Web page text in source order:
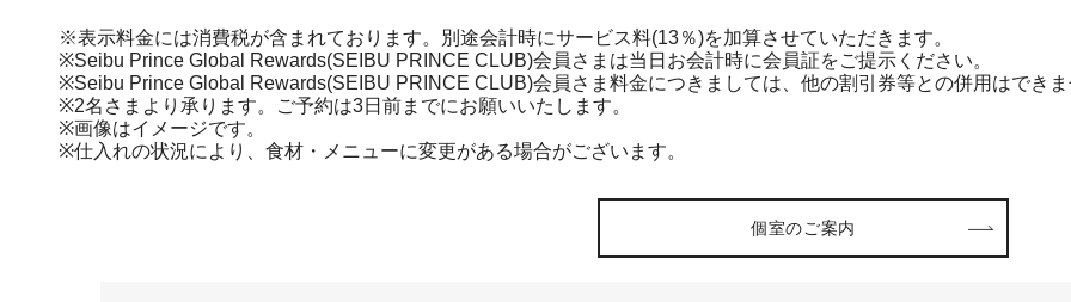
※表示料金には消費税が含まれております。別途会計時にサービス料(13％)を加算させていただきます。
※Seibu Prince Global Rewards(SEIBU PRINCE CLUB)会員さまは当日お会計時に会員証をご提示ください。
※Seibu Prince Global Rewards(SEIBU PRINCE CLUB)会員さま料金につきましては、他の割引券等との併用はできま
※2名さまより承ります。ご予約は3日前までにお願いいたします。
※画像はイメージです。
※仕入れの状況により、食材・メニューに変更がある場合がございます。
個室のご案内